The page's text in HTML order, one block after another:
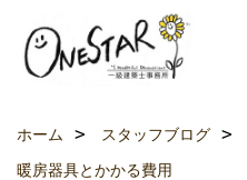
ホーム スタッフブログ
暖房器具とかかる費用